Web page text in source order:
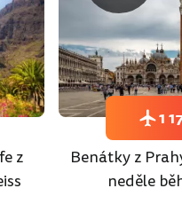
z
Benátky z
neděle
1